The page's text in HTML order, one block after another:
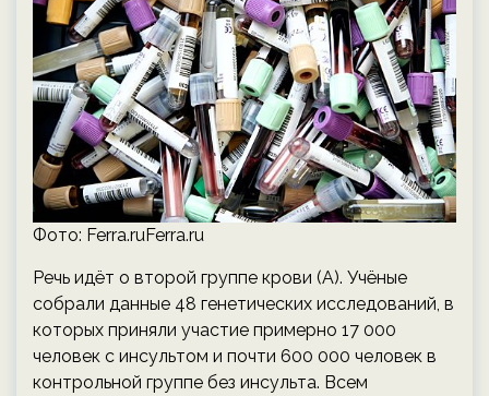
Фото: Ferra.ruFerra.ru
Речь идёт о второй группе крови (A). Учёные
собрали данные 48 генетических исследований, в
которых приняли участие примерно 17 000
человек с инсультом и почти 600 000 человек в
контрольной группе без инсульта. Всем